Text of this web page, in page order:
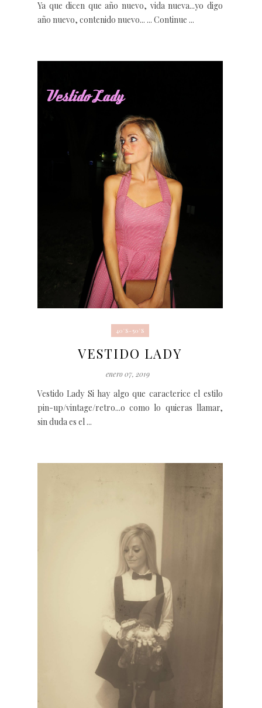
Ya que dicen que año nuevo, vida nueva...yo digo
año nuevo, contenido nuevo... ... Continue ...
40'S-50'S
VESTIDO LADY
enero 07, 2019
Vestido Lady Si hay algo que caracterice el estilo
pin-up/vintage/retro...o como lo quieras llamar,
sin duda es el ...